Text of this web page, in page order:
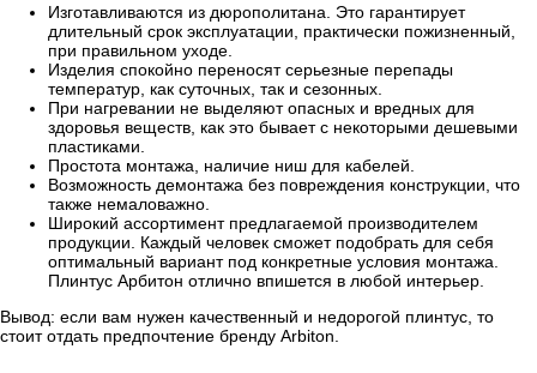
Изготавливаются из дюрополитана. Это гарантирует
длительный срок эксплуатации, практически пожизненный,
при правильном уходе.
Изделия спокойно переносят серьезные перепады
температур, как суточных, так и сезонных.
При нагревании не выделяют опасных и вредных для
здоровья веществ, как это бывает с некоторыми дешевыми
пластиками.
Простота монтажа, наличие ниш для кабелей.
Возможность демонтажа без повреждения конструкции, что
также немаловажно.
Широкий ассортимент предлагаемой производителем
продукции. Каждый человек сможет подобрать для себя
оптимальный вариант под конкретные условия монтажа.
Плинтус Арбитон отлично впишется в любой интерьер.
Вывод: если вам нужен качественный и недорогой плинтус, то
стоит отдать предпочтение бренду Arbiton.